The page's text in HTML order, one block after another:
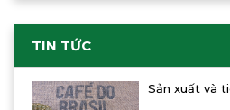
TIN TỨC
Sản xuất và